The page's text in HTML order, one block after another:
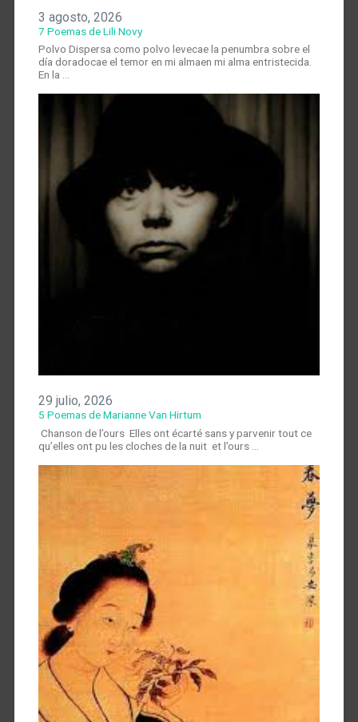
3 agosto, 2026
7 Poemas de Lili Novy
Polvo Dispersa como polvo levecae la penumbra sobre el
día doradocae el temor en mi almaen mi alma entristecida.
En la …
29 julio, 2026
5 Poemas de Marianne Van Hirtum
Chanson de l’ours Elles ont écarté sans y parvenir tout ce
qu’elles ont pu les cloches de la nuit et l’ours …